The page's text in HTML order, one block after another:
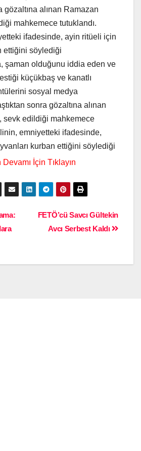
gözaltına alınan Ramazan
mahkemece tutuklandı.
ifadesinde, ayin ritüeli için
ettiğini söylediği
şaman olduğunu iddia eden ve
küçükbaş ve kanatlı
sosyal medya
sonra gözaltına alınan
sevk edildiği mahkemece
emniyetteki ifadesinde,
kurban ettiğini söylediği
FETÖ’cü Savcı Gültekin
Avcı Serbest Kaldı